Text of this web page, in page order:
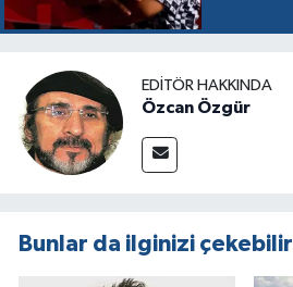
EDITÖR HAKKINDA
Özcan Özgür
Bunlar da ilginizi çekebilir